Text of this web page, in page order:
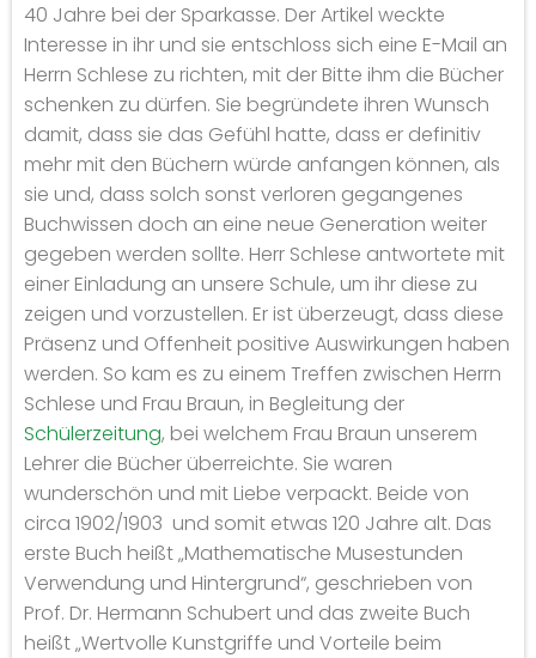
40 Jahre bei der Sparkasse. Der Artikel weckte
Interesse in ihr und sie entschloss sich eine E-Mail an
Herrn Schlese zu richten, mit der Bitte ihm die Bücher
schenken zu dürfen. Sie begründete ihren Wunsch
damit, dass sie das Gefühl hatte, dass er definitiv
mehr mit den Büchern würde anfangen können, als
sie und, dass solch sonst verloren gegangenes
Buchwissen doch an eine neue Generation weiter
gegeben werden sollte. Herr Schlese antwortete mit
einer Einladung an unsere Schule, um ihr diese zu
zeigen und vorzustellen. Er ist überzeugt, dass diese
Präsenz und Offenheit positive Auswirkungen haben
werden. So kam es zu einem Treffen zwischen Herrn
Schlese und Frau Braun, in Begleitung der
Schülerzeitung, bei welchem Frau Braun unserem
Lehrer die Bücher überreichte. Sie waren
wunderschön und mit Liebe verpackt. Beide von
circa 1902/1903 und somit etwas 120 Jahre alt. Das
erste Buch heißt „Mathematische Musestunden
Verwendung und Hintergrund“, geschrieben von
Prof. Dr. Hermann Schubert und das zweite Buch
heißt „Wertvolle Kunstgriffe und Vorteile beim